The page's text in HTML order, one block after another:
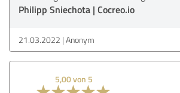
Philipp Sniechota | Cocreo.io
21.03.2022 Anonym
5,00 von 5